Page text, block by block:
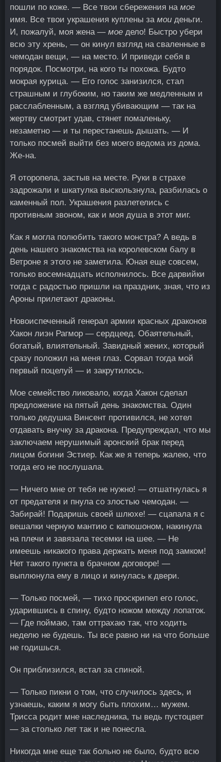
пошли по коже. — Все твои сбережения на мое
имя. Все твои украшения куплены за мои деньги.
И, пожалуй, моя жена — мое дело! Быстро убери
всю эту хрень, — он кинул взгляд на сваленные в
чемодан вещи, — на место. И приведи себя в
порядок. Посмотри, на кого ты похожа. Будто
мокрая курица. — Его голос занизился, стал
страшным и глубоким, но таким же медленным и
расслабленным, а взгляд убивающим — так на
жертву смотрит удав, стянет помаленьку,
незаметно — и ты перестанешь дышать. — И
только посмей выйти без моего ведома из дома.
Же-на.
Я оторопела, застыв на месте. Руки в страхе
задрожали и шкатулка выскользнула, разбилась о
каменный пол. Украшения разлетелись с
противным звоном, как и моя душа в этот миг.
Как я могла полюбить такого монстра? А ведь в
день нашего знакомства на королевском балу в
Ветроне я этого не заметила. Юная еще совсем,
только восемнадцать исполнилось. Все дарвийки
тогда с радостью пришли на праздник, зная, что из
Ароны прилетают драконы.
Новоиспеченный генерал армии красных драконов
Хакон лиэн Рагмор — сердцеед. Обаятельный,
богатый, влиятельный. Завидный жених, который
сразу положил на меня глаз. Сорвал тогда мой
первый поцелуй — и закрутилось.
Мое семейство ликовало, когда Хакон сделал
предложение на пятый день знакомства. Один
только дедушка Винсент противился, не хотел
отдавать внучку за дракона. Предупреждал, что мы
заключаем нерушимый аронский брак перед
лицом богини Эстиер. Как же я теперь жалею, что
тогда его не послушала.
— Ничего мне от тебя не нужно! — отшатнулась я
от предателя и пнула со злостью чемодан. —
Забирай! Подаришь своей шлюхе! — сцапала я с
вешалки черную мантию с капюшоном, накинула
на плечи и завязала тесемки на шее. — Не
имеешь никакого права держать меня под замком!
Нет такого пункта в брачном договоре! —
выплюнула ему в лицо и кинулась к двери.
— Только посмей, — тихо проскрипел его голос,
ударившись в спину, будто ножом между лопаток.
— Где поймаю, там оттрахаю так, что ходить
неделю не будешь. Ты все равно ни на что больше
не годишься.
Он приблизился, встал за спиной.
— Только пикни о том, что случилось здесь, и
узнаешь, каким я могу быть плохим… мужем.
Трисса родит мне наследника, ты ведь пустоцвет
— за столько лет так и не понесла.
Никогда мне еще так больно не было, будто всю